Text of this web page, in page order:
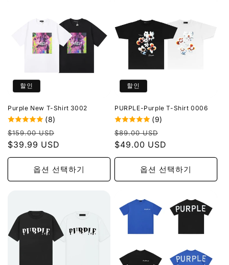
할인
Purple New T-Shirt 3002
(8)
정
가
$159.00 USD
가
$39.99 USD
옵션 선택하기
할인
PURPLE-Purple T-Shirt 0006
(9)
정
가
$89.00 USD
인
가
$49.00 USD
옵션 선택하기